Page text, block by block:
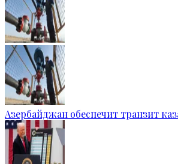
Азербайджан обеспечит транзит